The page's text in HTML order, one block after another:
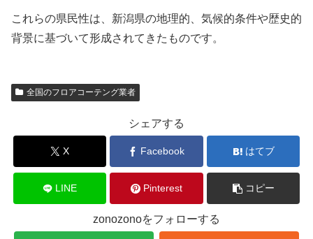
これらの県民性は、新潟県の地理的、気候的条件や歴史的
背景に基づいて形成されてきたものです。
全国のフロアコーテング業者
シェアする
X Facebook はてブ
LINE Pinterest コピー
zonozonoをフォローする